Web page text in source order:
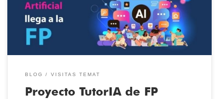
componen esta marca de Grupo Aspasia desarrollará un proyecto
[…]
BLOG VISITAS TEMAT
Proyecto TutorIA de FP